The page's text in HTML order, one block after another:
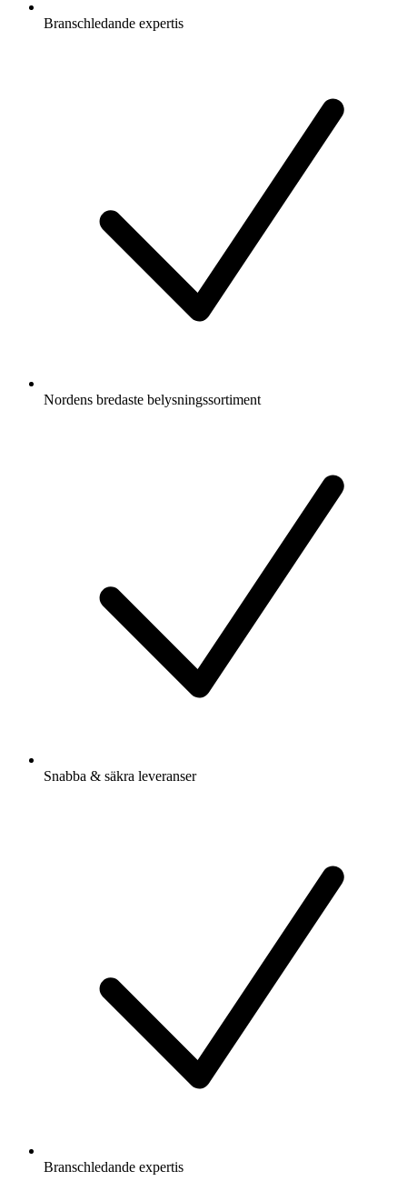
Branschledande expertis
Nordens bredaste belysningssortiment
Snabba & säkra leveranser
Branschledande expertis